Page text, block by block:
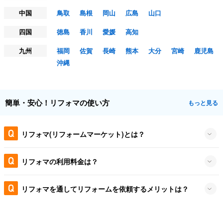
中国
鳥取 島根 岡山 広島
山口
四国
徳島 香川 愛媛
高知
九州
福岡 佐賀 長崎 熊本 大分 宮崎
鹿児島
沖縄
簡単・安心！リフォマの使い方 もっと見る
リフォマ(リフォームマーケット)とは？
リフォマの利用料金は？
リフォマを通してリフォームを依頼するメリットは？